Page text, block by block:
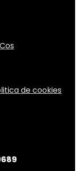
Cos
de cookies